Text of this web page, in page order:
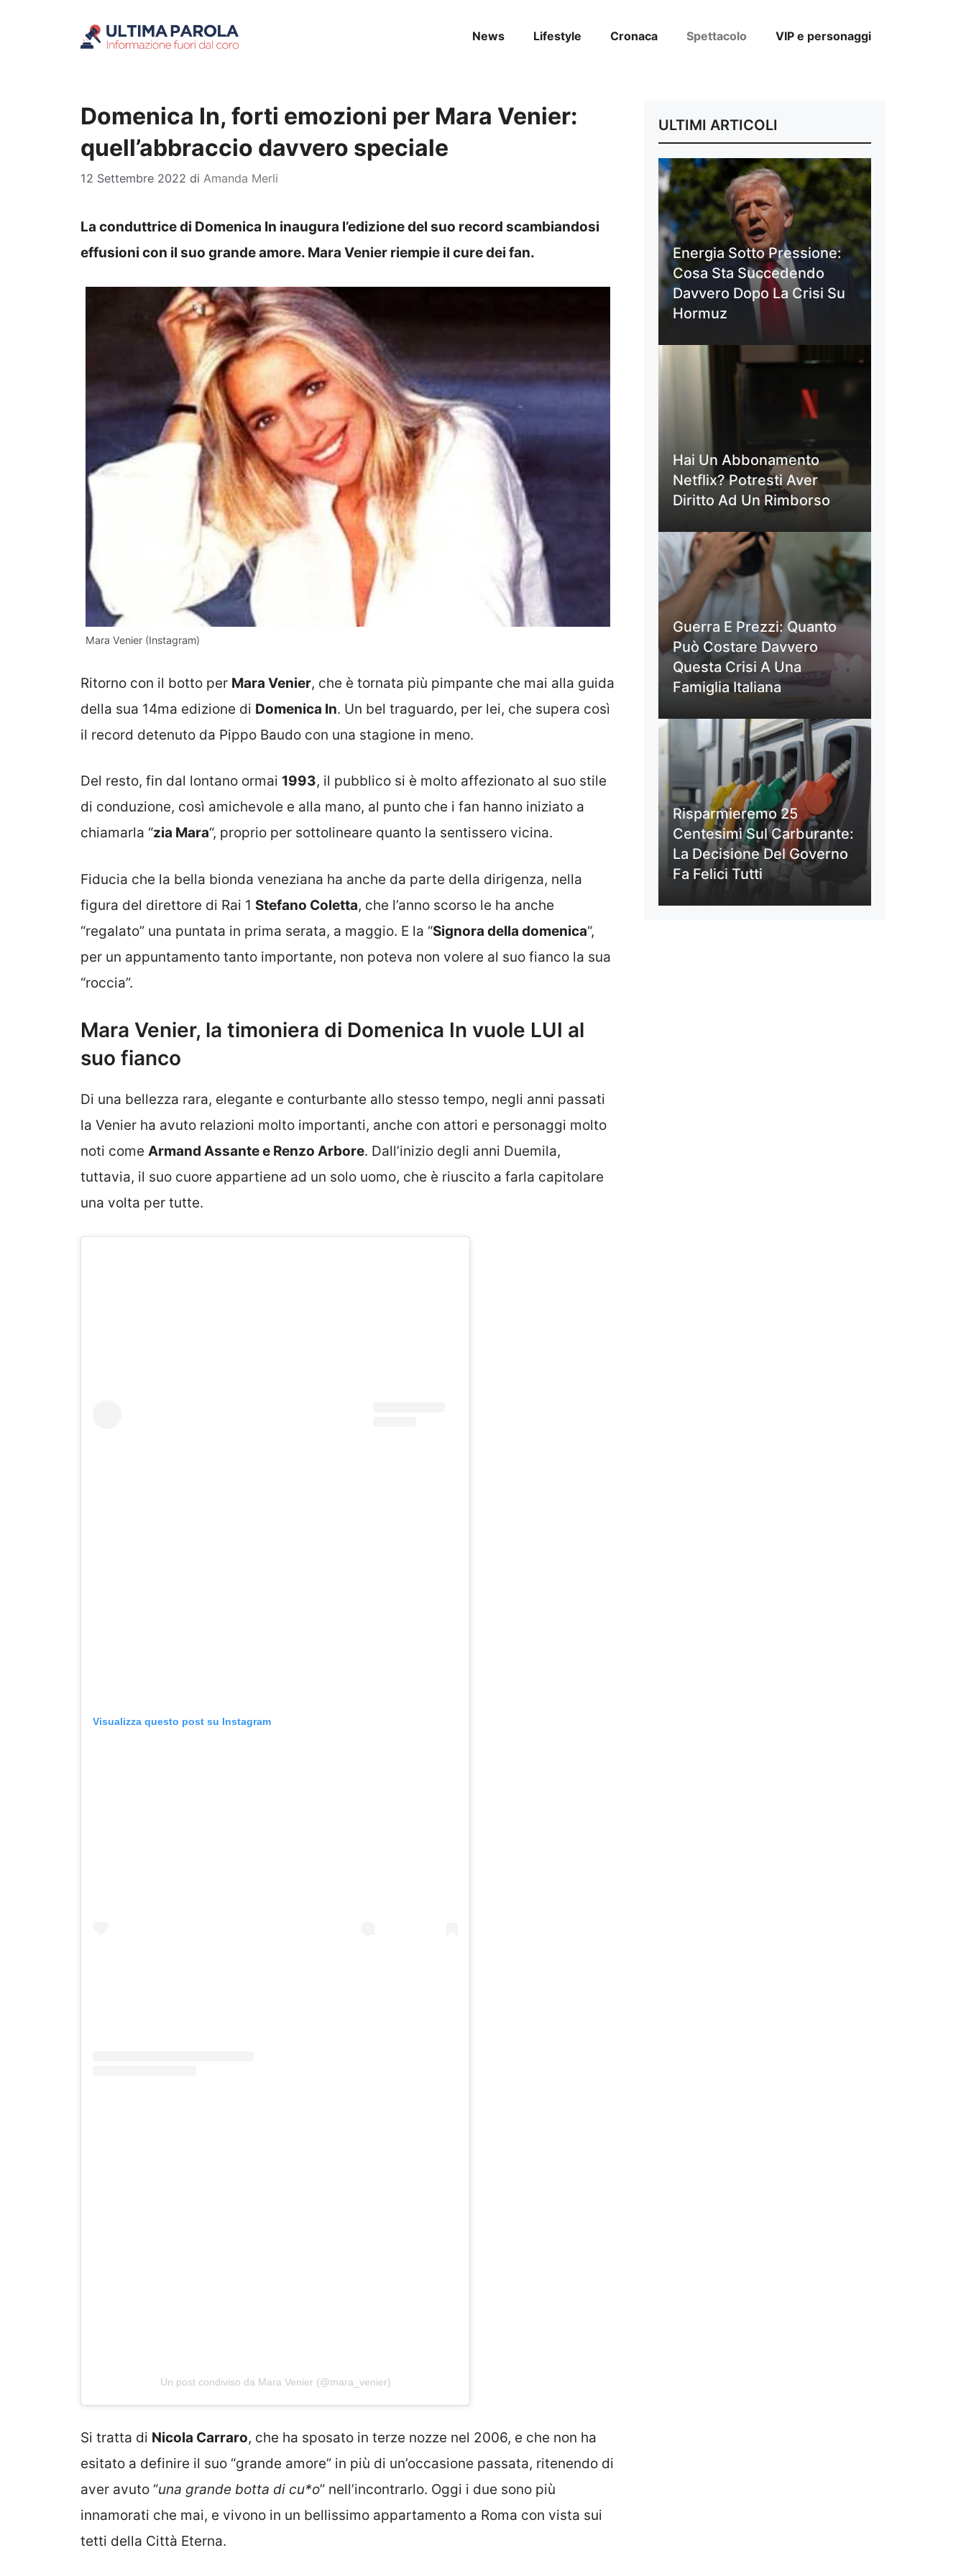
News Lifestyle Cronaca Spettacolo VIP e personaggi
Domenica In, forti emozioni per Mara Venier:
quell’abbraccio davvero speciale
12 Settembre 2022 di Amanda Merli
La conduttrice di Domenica In inaugura l’edizione del suo record scambiandosi
effusioni con il suo grande amore. Mara Venier riempie il cure dei fan.
Mara Venier (Instagram)
Ritorno con il botto per Mara Venier, che è tornata più pimpante che mai alla guida
della sua 14ma edizione di Domenica In. Un bel traguardo, per lei, che supera così
il record detenuto da Pippo Baudo con una stagione in meno.
Del resto, fin dal lontano ormai 1993, il pubblico si è molto affezionato al suo stile
di conduzione, così amichevole e alla mano, al punto che i fan hanno iniziato a
chiamarla “zia Mara“, proprio per sottolineare quanto la sentissero vicina.
Fiducia che la bella bionda veneziana ha anche da parte della dirigenza, nella
figura del direttore di Rai 1 Stefano Coletta, che l’anno scorso le ha anche
“regalato” una puntata in prima serata, a maggio. E la “Signora della domenica“,
per un appuntamento tanto importante, non poteva non volere al suo fianco la sua
“roccia”.
Mara Venier, la timoniera di Domenica In vuole LUI al
suo fianco
Di una bellezza rara, elegante e conturbante allo stesso tempo, negli anni passati
la Venier ha avuto relazioni molto importanti, anche con attori e personaggi molto
noti come Armand Assante e Renzo Arbore. Dall’inizio degli anni Duemila,
tuttavia, il suo cuore appartiene ad un solo uomo, che è riuscito a farla capitolare
una volta per tutte.
Visualizza questo post su Instagram
Un post condiviso da Mara Venier (@mara_venier)
Si tratta di Nicola Carraro, che ha sposato in terze nozze nel 2006, e che non ha
esitato a definire il suo “grande amore” in più di un’occasione passata, ritenendo di
aver avuto “una grande botta di cu*o” nell’incontrarlo. Oggi i due sono più
innamorati che mai, e vivono in un bellissimo appartamento a Roma con vista sui
tetti della Città Eterna.
ULTIMI ARTICOLI
Energia Sotto Pressione:
Cosa Sta Succedendo
Davvero Dopo La Crisi Su
Hormuz
Hai Un Abbonamento
Netflix? Potresti Aver
Diritto Ad Un Rimborso
Guerra E Prezzi: Quanto
Può Costare Davvero
Questa Crisi A Una
Famiglia Italiana
Risparmieremo 25
Centesimi Sul Carburante:
La Decisione Del Governo
Fa Felici Tutti